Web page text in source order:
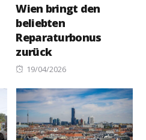
Wien bringt den
beliebten
Reparaturbonus
zurück
Posted
19/04/2026